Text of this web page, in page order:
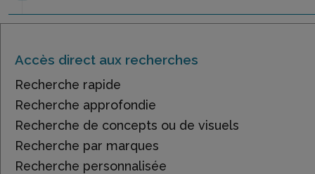
Accès direct aux recherches
Recherche rapide
Recherche approfondie
Recherche de concepts ou de visuels
Recherche par marques
Recherche personnalisée